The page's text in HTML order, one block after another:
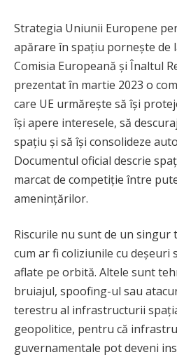
Strategia Uniunii Europene
apărare în spațiu pornește de
Comisia Europeană și Înaltul
prezentat în martie 2023 o
care UE urmărește să își
își apere interesele, să
spațiu și să își consolideze
Documentul oficial descrie
marcat de competiție între
amenințărilor.
Riscurile nu sunt de un singur
cum ar fi coliziunile cu deșeuri
aflate pe orbită. Altele sunt
bruiajul, spoofing-ul sau
terestru al infrastructurii
geopolitice, pentru că
guvernamentale pot deveni